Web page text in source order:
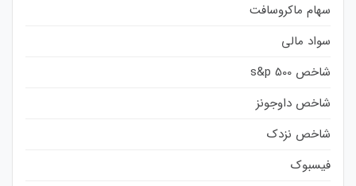
سهام ماکروسافت
سواد مالی
شاخص s&p 500
شاخص داوجونز
شاخص نزدک
فیسبوک